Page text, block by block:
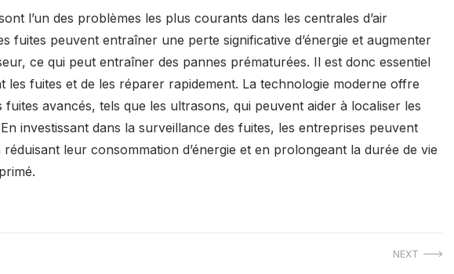
l’un des problèmes les plus courants dans les centrales d’air
fuites peuvent entraîner une perte significative d’énergie et augmenter
ce qui peut entraîner des pannes prématurées. Il est donc essentiel
les fuites et de les réparer rapidement. La technologie moderne offre
fuites avancés, tels que les ultrasons, qui peuvent aider à localiser les
investissant dans la surveillance des fuites, les entreprises peuvent
réduisant leur consommation d’énergie et en prolongeant la durée de vie
NEXT